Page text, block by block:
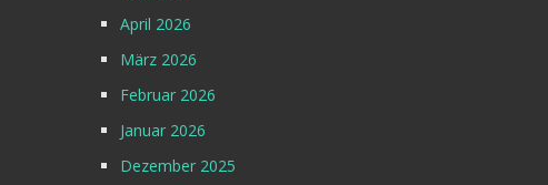
April 2026
März 2026
Februar 2026
Januar 2026
Dezember 2025